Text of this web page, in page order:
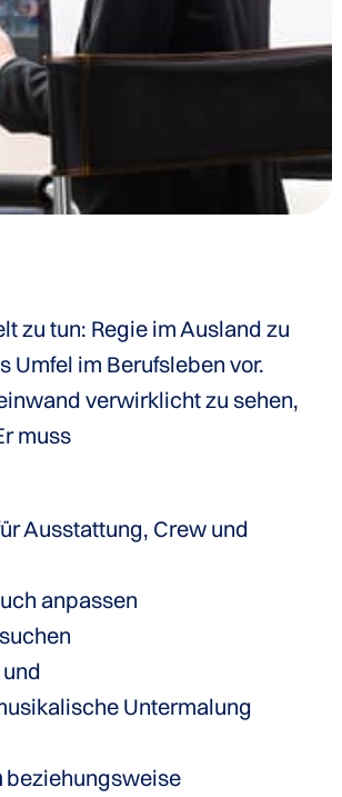
zu tun: Regie im Ausland zu
Umfel im Berufsleben vor.
verwirklicht zu sehen,
muss
Ausstattung, Crew und
anpassen
Untermalung
beziehungsweise